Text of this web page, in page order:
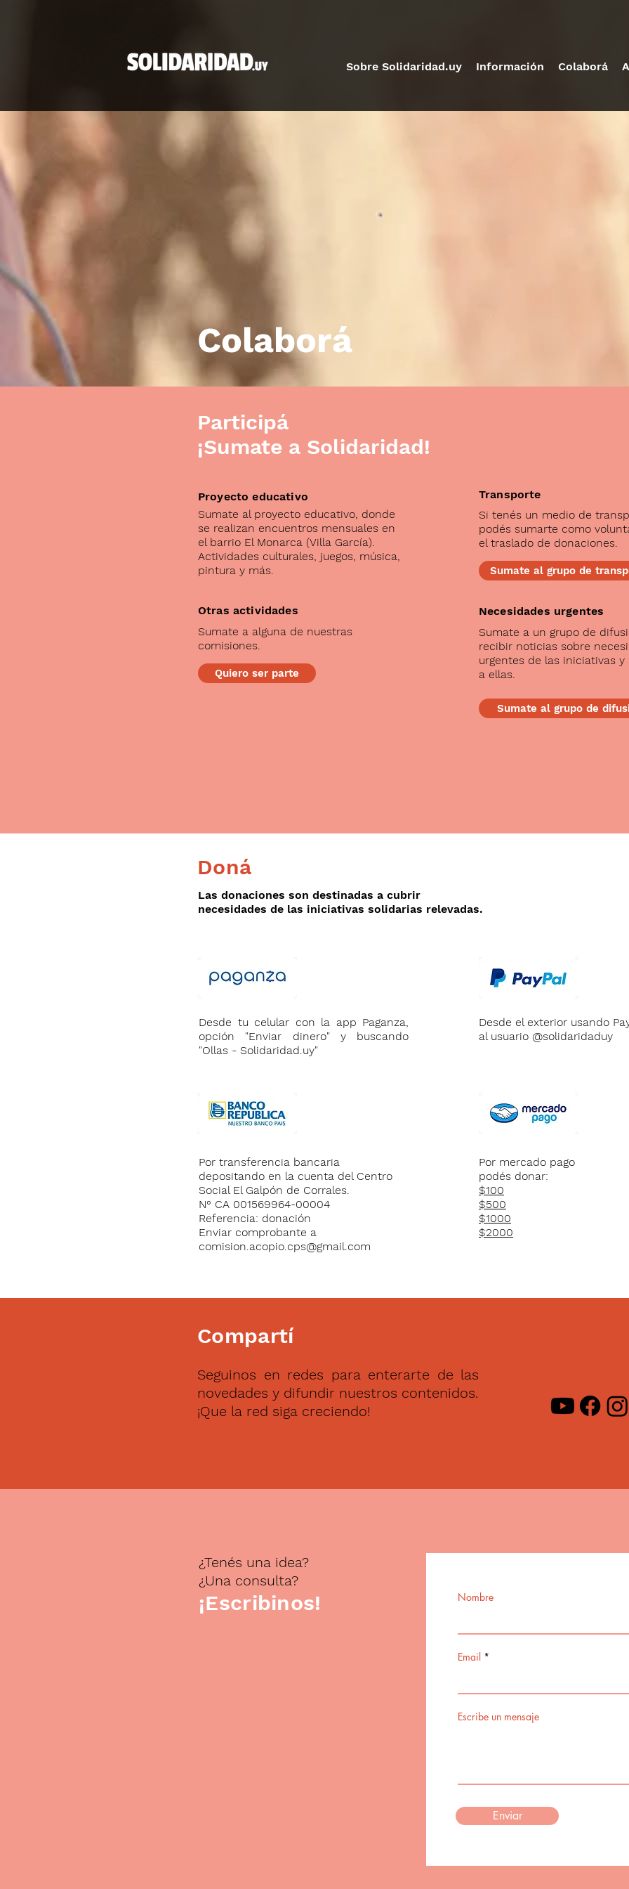
Colaborá
Participá
¡Sumate a Solidaridad!
Proyecto educativo
Sumate al proyecto educativo, donde
se realizan encuentros mensuales en
el barrio El Monarca (Villa García).
Actividades culturales, juegos, música,
pintura y más.
Otras actividades
Sumate a alguna de nuestras
comisiones.
Quiero ser parte
Transporte
Si tenés un medio de
podés sumarte como
el traslado de donaciones.
Sumate al grupo de
Necesidades urgentes
Sumate a un grupo de
recibir noticias sobre
urgentes de las iniciativas y
a ellas.
Sumate al grupo de
Doná
Las donaciones son destinadas a cubrir
necesidades de las iniciativas solidarias relevadas.
Desde tu celular con la app Paganza,
opción "Enviar dinero" y buscando
"Ollas - Solidaridad.uy"
Por transferencia bancaria
depositando en la cuenta del Centro
Social El Galpón de Corrales.
N° CA 001569964-00004
Referencia: donación
Enviar comprobante a
comision.acopio.cps@gmail.com
Desde el exterior usando
al usuario @solidaridaduy
Por mercado pago
podés donar:
$100
$500
$1000
$2000
Compartí
Seguinos en redes para enterarte de las
novedades y difundir nuestros contenidos.
¡Que la red siga creciendo!
¿Tenés una idea?
¿Una consulta?
¡Escribinos! Nombre
Email
Escribe un mensaje
Enviar
Sobre Solidaridad.uy Información Colaborá